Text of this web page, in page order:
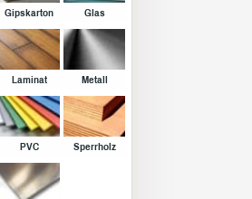
Gipskarton Glas
Laminat Metall
PVC Sperrholz